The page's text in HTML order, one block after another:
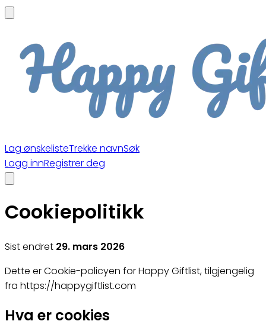
Lag ønskelisteTrekke navnSøk
Logg innRegistrer deg
Cookiepolitikk
Sist endret 29. mars 2026
Dette er Cookie-policyen for Happy Giftlist, tilgjengelig
fra https://happygiftlist.com
Hva er cookies